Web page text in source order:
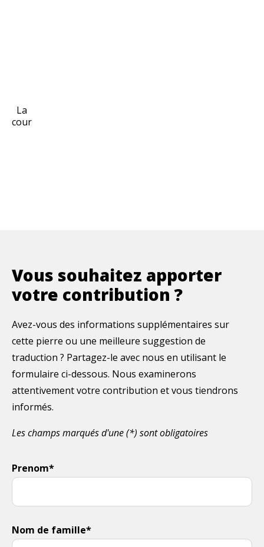
La
cour
Vous souhaitez apporter
votre contribution ?
Avez-vous des informations supplémentaires sur
cette pierre ou une meilleure suggestion de
traduction ? Partagez-le avec nous en utilisant le
formulaire ci-dessous. Nous examinerons
attentivement votre contribution et vous tiendrons
informés.
Les champs marqués d'une (*) sont obligatoires
Prenom*
Nom de famille*